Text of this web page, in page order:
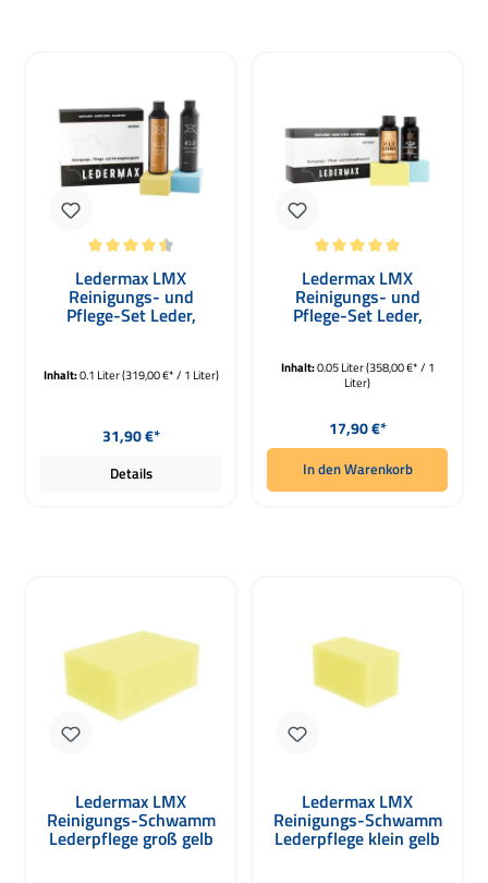
Ledermax LMX
Reinigungs- und
Pflege-Set Leder,
Kunstleder 100ml
Inhalt:0.1 Liter(319,00 €* / 1 Liter)
Regulärer Preis:
31,90 €*
Details
Ledermax LMX
Reinigungs- und
Pflege-Set Leder,
Kunstleder 50ml
Inhalt:0.05 Liter(358,00 €* / 1
Liter)
Regulärer Preis:
17,90 €*
In den Warenkorb
Ledermax LMX
Reinigungs-Schwamm
Lederpflege groß gelb
100 x 70 x 40mm
Ledermax LMX
Reinigungs-Schwamm
Lederpflege klein gelb
80 x 40 x 35mm